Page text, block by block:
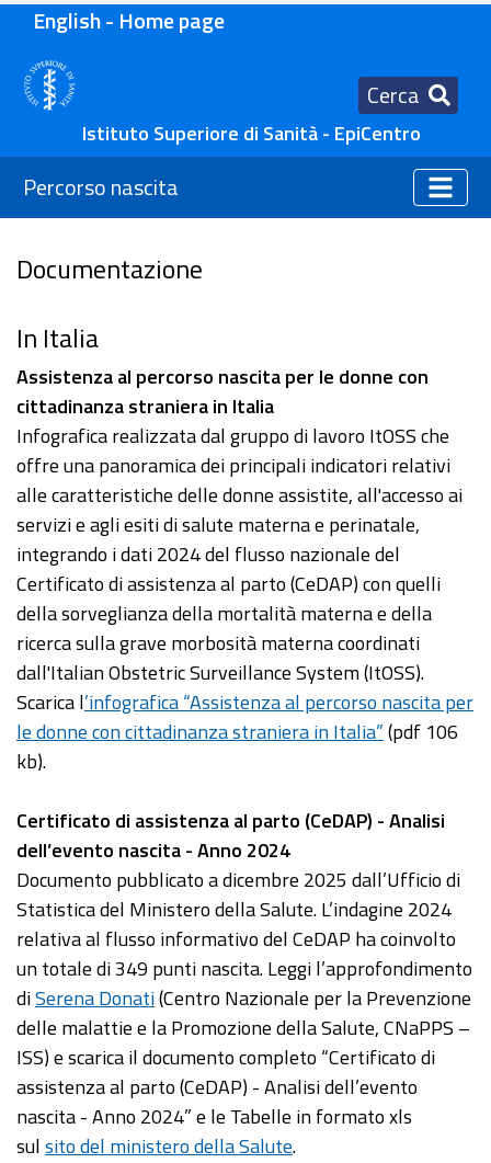
English - Home page
Cerca
Istituto Superiore di Sanità - EpiCentro
Percorso nascita
Documentazione
In Italia
Assistenza al percorso nascita per le donne con
cittadinanza straniera in Italia
Infografica realizzata dal gruppo di lavoro ItOSS che
offre una panoramica dei principali indicatori relativi
alle caratteristiche delle donne assistite, all'accesso ai
servizi e agli esiti di salute materna e perinatale,
integrando i dati 2024 del flusso nazionale del
Certificato di assistenza al parto (CeDAP) con quelli
della sorveglianza della mortalità materna e della
ricerca sulla grave morbosità materna coordinati
dall'Italian Obstetric Surveillance System (ItOSS).
Scarica l’infografica “Assistenza al percorso nascita per
le donne con cittadinanza straniera in Italia”(pdf 106
kb).
Certificato di assistenza al parto (CeDAP) - Analisi
dell’evento nascita - Anno 2024
Documento pubblicato a dicembre 2025 dall’Ufficio di
Statistica del Ministero della Salute. L’indagine 2024
relativa al flusso informativo del CeDAP ha coinvolto
un totale di 349 punti nascita. Leggi l’approfondimento
diSerena Donati(Centro Nazionale per la Prevenzione
delle malattie e la Promozione della Salute, CNaPPS –
ISS) e scarica il documento completo “Certificato di
assistenza al parto (CeDAP) - Analisi dell’evento
nascita - Anno 2024” e le Tabelle in formato xls
sulsito del ministero della Salute.